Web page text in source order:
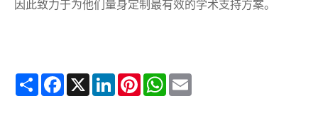
因此致力于为他们量身定制最有效的学术支持方案。
Share Facebook
X LinkedInPinterestWhatsApp